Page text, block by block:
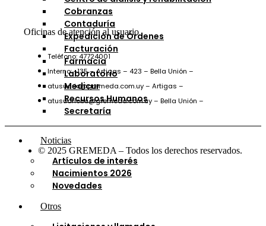
Cobranzas
Contaduría
Expedición de Órdenes
Facturación
Farmacia
Laboratorio
Medicur
Recursos Humanos
Secretaría
Noticias
Artículos de interés
Nacimientos 2026
Novedades
Otros
Oficinas de atención al usuario
Teléfono: 47724001
Interno: -135 – Artigas – 423 – Bella Unión –
atusuario@gremeda.com.uy – Artigas –
atusuariobu@gremeda.com.uy – Bella Unión –
© 2025 GREMEDA – Todos los derechos reservados.